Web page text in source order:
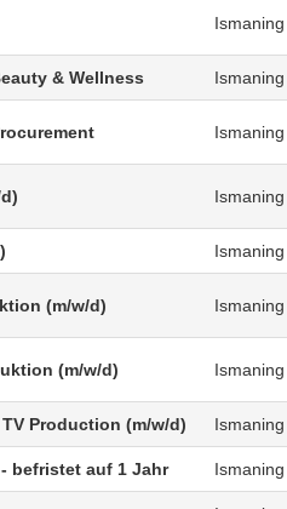
Ismaning
& Wellness Ismaning
Ismaning
Ismaning
Ismaning
(m/w/d) Ismaning
(m/w/d) Ismaning
Production (m/w/d) Ismaning
befristet auf 1 Jahr Ismaning